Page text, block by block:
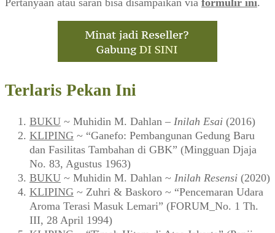
Pertanyaan atau saran bisa disampaikan via formulir ini.
Terlaris Pekan Ini
BUKU ~ Muhidin M. Dahlan – Inilah Esai (2016)
KLIPING ~ “Ganefo: Pembangunan Gedung Baru
dan Fasilitas Tambahan di GBK” (Mingguan Djaja
No. 83, Agustus 1963)
BUKU ~ Muhidin M. Dahlan ~ Inilah Resensi (2020)
KLIPING ~ Zuhri & Baskoro ~ “Pencemaran Udara
Aroma Terasi Masuk Lemari” (FORUM_No. 1 Th.
III, 28 April 1994)